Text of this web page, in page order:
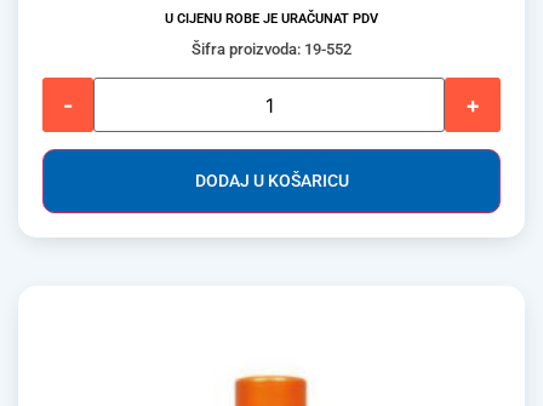
U CIJENU ROBE JE URAČUNAT PDV
Šifra proizvoda: 19-552
- +
DODAJ U KOŠARICU